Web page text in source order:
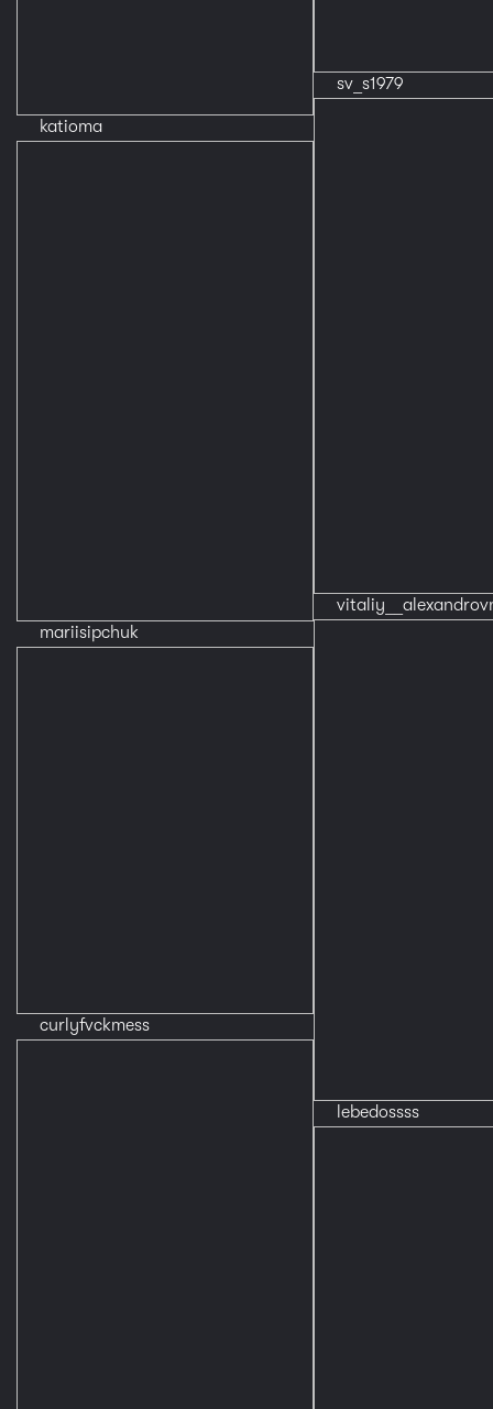
katioma
mariisipchuk
curlyfvckmess
sv_s1979
lebedossss